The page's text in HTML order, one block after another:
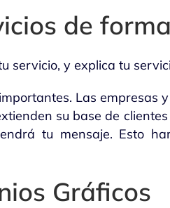
de
servicio, y explica tu
Las empresas
su base de
tu mensaje. Esto
Gráficos